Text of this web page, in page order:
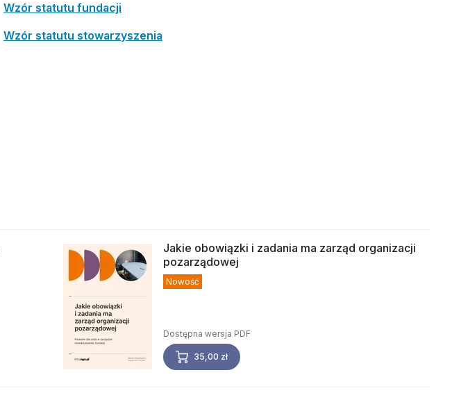
Wzór statutu fundacji
Wzór statutu stowarzyszenia
Jakie obowiązki i zadania ma zarząd organizacji
pozarządowej
Nowość
Dostępna wersja PDF
35,00 zł